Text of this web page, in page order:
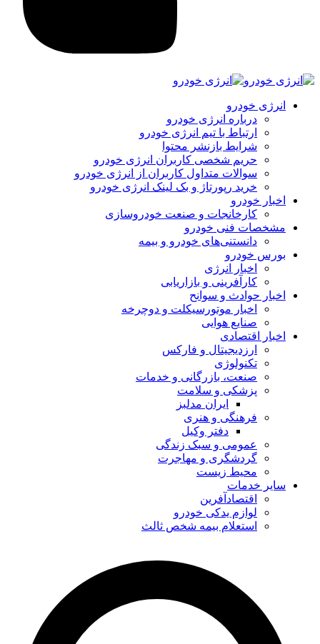
انرژی خودرو
درباره انرژی خودرو
ارتباط با تیم انرژی خودرو
شرایط بازنشر محتوا
حریم شخصی کاربران انرژی خودرو
سوالات متداول کاربران از انرژی خودرو
خرید رپورتاژ و بک لینک انرژی خودرو
اخبار خودرو
کارخانجات و صنعت خودروسازی
مشخصات فنی خودرو
دانستنی‌های خودرو و بیمه
بورس خودرو
اخبار انرژی
کارآفرینی و بازاریابی
اخبار حوادث و سوانح
اخبار موتورسیکلت و دوچرخه
صنایع هوایی
اخبار اقتصادی
ارزدیجیتال و فارکس
تکنولوژی
صنعت، بازرگانی و خدمات
پزشکی و سلامت
ایران مدلبز
فرهنگی و هنری
دفتر وکیل
عمومی و سبک زندگی
گردشگری و مهاجرت
محیط زیست
سایر خدمات
اقتصادآفرین
لوازم یدکی خودرو
استعلام بیمه شخص ثالث